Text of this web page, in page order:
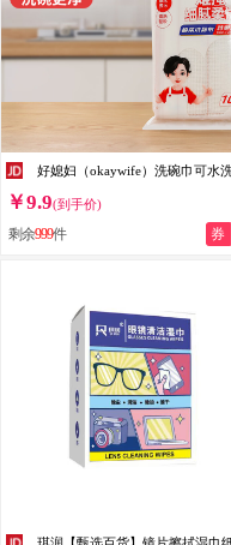
￥9.9(到手价)
剩余999件 券